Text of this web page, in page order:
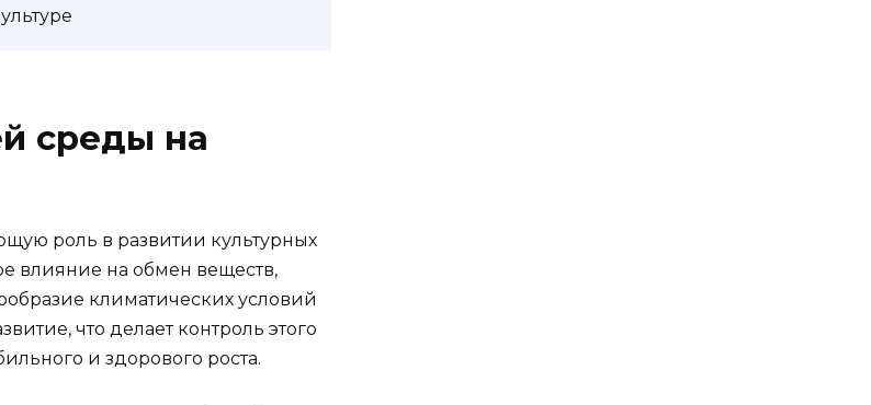
среды на
роль в развитии культурных
влияние на обмен веществ,
климатических условий
что делает контроль этого
и здорового роста.